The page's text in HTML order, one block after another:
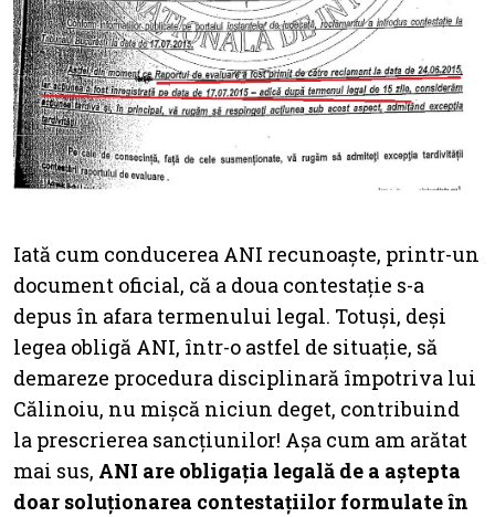
Iată cum conducerea ANI recunoaște, printr-un
document oficial, că a doua contestație s-a
depus în afara termenului legal. Totuși, deși
legea obligă ANI, într-o astfel de situație, să
demareze procedura disciplinară împotriva lui
Călinoiu, nu mișcă niciun deget, contribuind
la prescrierea sancțiunilor! Așa cum am arătat
mai sus, ANI are obligația legală de a aștepta
doar soluționarea contestațiilor formulate în